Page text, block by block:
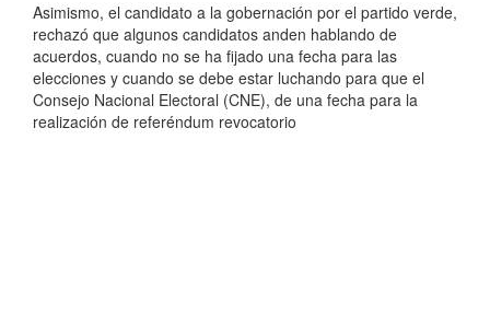
Asimismo, el candidato a la gobernación por el partido verde,
rechazó que algunos candidatos anden hablando de
acuerdos, cuando no se ha fijado una fecha para las
elecciones y cuando se debe estar luchando para que el
Consejo Nacional Electoral (CNE), de una fecha para la
realización de referéndum revocatorio